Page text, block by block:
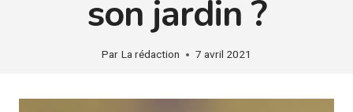
son jardin ?
Par La rédaction 7 avril 2021